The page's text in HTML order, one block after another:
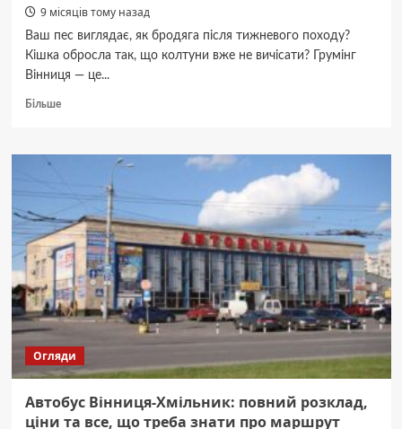
9 місяців тому назад
Ваш пес виглядає, як бродяга після тижневого походу?
Кішка обросла так, що колтуни вже не вичісати? Грумінг
Вінниця — це...
БільшеДокладніше
у
салон
і
не
пошкодувати
про
стрижку
улюбленця
Огляди
Автобус Вінниця-Хмільник: повний розклад,
ціни та все, що треба знати про маршрут